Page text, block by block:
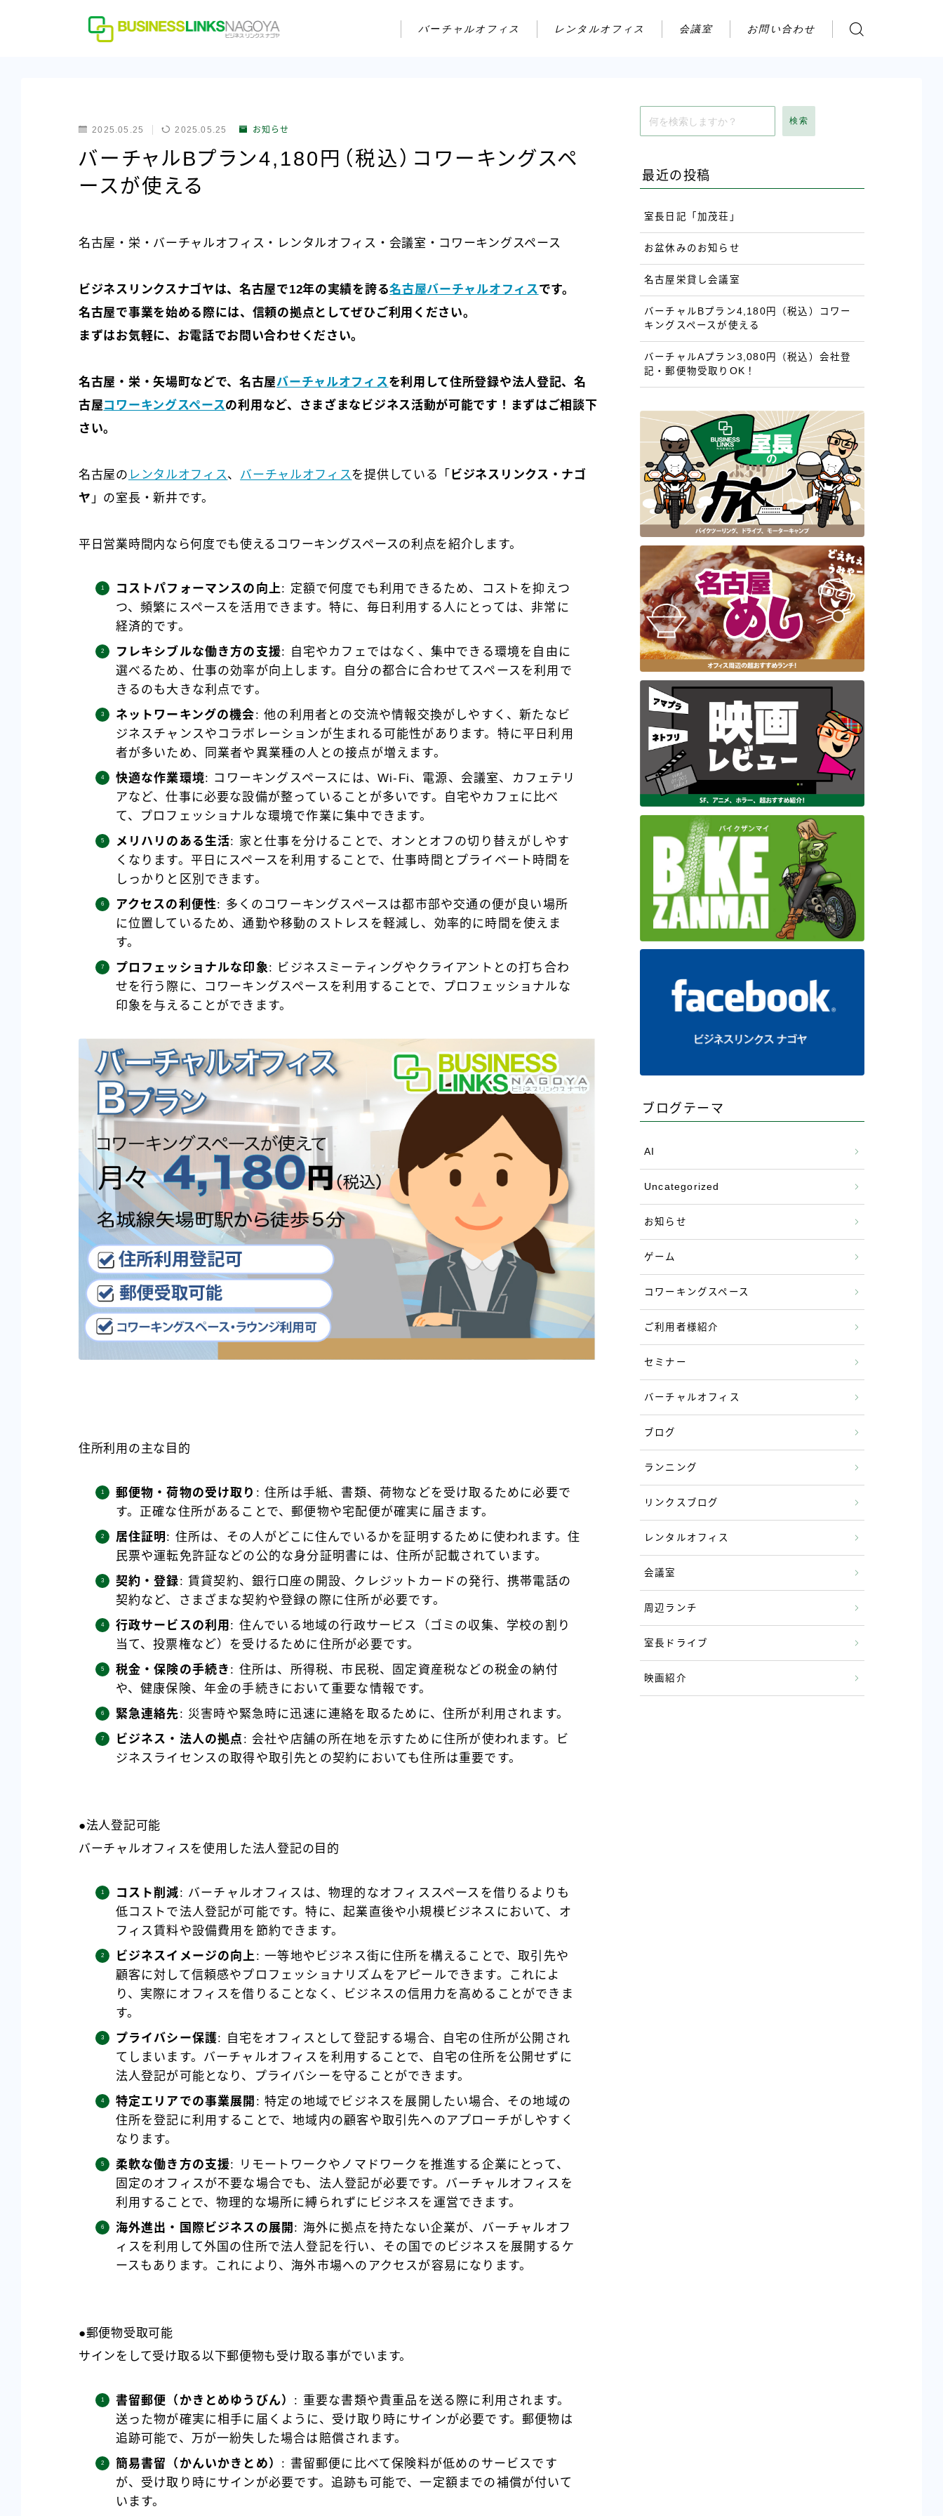
バーチャルオフィス レンタルオフィス 会議室 お問い合わせ
アクセス
2025.05.25 2025.05.25 お知らせ
バーチャルBプラン4,180円（税込）コワーキングスペ
ースが使える
名古屋・栄・バーチャルオフィス・レンタルオフィス・会議室・コワーキングスペース
ビジネスリンクスナゴヤは、名古屋で12年の実績を誇る名古屋バーチャルオフィスです。
名古屋で事業を始める際には、信頼の拠点としてぜひご利用ください。
まずはお気軽に、お電話でお問い合わせください。
名古屋・栄・矢場町などで、名古屋バーチャルオフィスを利用して住所登録や法人登記、名
古屋コワーキングスペースの利用など、さまざまなビジネス活動が可能です！まずはご相談下
さい。
名古屋の レンタルオフィス、 バーチャルオフィスを提供している「 ビジネスリンクス・ナゴ
ヤ 」の室長・新井です。
平日営業時間内なら何度でも使えるコワーキングスペースの利点を紹介します。
コストパフォーマンスの向上: 定額で何度でも利用できるため、コストを抑えつ
つ、頻繁にスペースを活用できます。特に、毎日利用する人にとっては、非常に
経済的です。
フレキシブルな働き方の支援: 自宅やカフェではなく、集中できる環境を自由に
選べるため、仕事の効率が向上します。自分の都合に合わせてスペースを利用で
きるのも大きな利点です。
ネットワーキングの機会: 他の利用者との交流や情報交換がしやすく、新たなビ
ジネスチャンスやコラボレーションが生まれる可能性があります。特に平日利用
者が多いため、同業者や異業種の人との接点が増えます。
快適な作業環境: コワーキングスペースには、Wi-Fi、電源、会議室、カフェテリ
アなど、仕事に必要な設備が整っていることが多いです。自宅やカフェに比べ
て、プロフェッショナルな環境で作業に集中できます。
メリハリのある生活: 家と仕事を分けることで、オンとオフの切り替えがしやす
くなります。平日にスペースを利用することで、仕事時間とプライベート時間を
しっかりと区別できます。
アクセスの利便性: 多くのコワーキングスペースは都市部や交通の便が良い場所
に位置しているため、通勤や移動のストレスを軽減し、効率的に時間を使えま
す。
プロフェッショナルな印象: ビジネスミーティングやクライアントとの打ち合わ
せを行う際に、コワーキングスペースを利用することで、プロフェッショナルな
印象を与えることができます。
住所利用の主な目的
郵便物・荷物の受け取り : 住所は手紙、書類、荷物などを受け取るために必要で
す。正確な住所があることで、郵便物や宅配便が確実に届きます。
居住証明 : 住所は、その人がどこに住んでいるかを証明するために使われます。住
民票や運転免許証などの公的な身分証明書には、住所が記載されています。
契約・登録: 賃貸契約、銀行口座の開設、クレジットカードの発行、携帯電話の
契約など、さまざまな契約や登録の際に住所が必要です。
行政サービスの利用 : 住んでいる地域の行政サービス（ゴミの収集、学校の割り
当て、投票権など）を受けるために住所が必要です。
税金・保険の手続き : 住所は、所得税、市民税、固定資産税などの税金の納付
や、健康保険、年金の手続きにおいて重要な情報です。
緊急連絡先: 災害時や緊急時に迅速に連絡を取るために、住所が利用されます。
ビジネス・法人の拠点 : 会社や店舗の所在地を示すために住所が使われます。ビ
ジネスライセンスの取得や取引先との契約においても住所は重要です。
●法人登記可能
バーチャルオフィスを使用した法人登記の目的
コスト削減: バーチャルオフィスは、物理的なオフィススペースを借りるよりも
低コストで法人登記が可能です。特に、起業直後や小規模ビジネスにおいて、オ
フィス賃料や設備費用を節約できます。
ビジネスイメージの向上 : 一等地やビジネス街に住所を構えることで、取引先や
顧客に対して信頼感やプロフェッショナリズムをアピールできます。これによ
り、実際にオフィスを借りることなく、ビジネスの信用力を高めることができま
す。
プライバシー保護: 自宅をオフィスとして登記する場合、自宅の住所が公開され
てしまいます。バーチャルオフィスを利用することで、自宅の住所を公開せずに
法人登記が可能となり、プライバシーを守ることができます。
特定エリアでの事業展開 : 特定の地域でビジネスを展開したい場合、その地域の
住所を登記に利用することで、地域内の顧客や取引先へのアプローチがしやすく
なります。
柔軟な働き方の支援: リモートワークやノマドワークを推進する企業にとって、
固定のオフィスが不要な場合でも、法人登記が必要です。バーチャルオフィスを
利用することで、物理的な場所に縛られずにビジネスを運営できます。
海外進出・国際ビジネスの展開 : 海外に拠点を持たない企業が、バーチャルオフ
ィスを利用して外国の住所で法人登記を行い、その国でのビジネスを展開するケ
ースもあります。これにより、海外市場へのアクセスが容易になります。
●郵便物受取可能
サインをして受け取る以下郵便物も受け取る事がでいます。
書留郵便（かきとめゆうびん） : 重要な書類や貴重品を送る際に利用されます。
送った物が確実に相手に届くように、受け取り時にサインが必要です。郵便物は
追跡可能で、万が一紛失した場合は賠償されます。
簡易書留（かんいかきとめ） : 書留郵便に比べて保険料が低めのサービスです
が、受け取り時にサインが必要です。追跡も可能で、一定額までの補償が付いて
います。
検索
最近の投稿
室長日記「加茂荘」
お盆休みのお知らせ
名古屋栄貸し会議室
バーチャルBプラン4,180円（税込）コワー
キングスペースが使える
バーチャルAプラン3,080円（税込）会社登
記・郵便物受取りOK！
ブログテーマ
AI
Uncategorized
お知らせ
ゲーム
コワーキングスペース
ご利用者様紹介
セミナー
バーチャルオフィス
ブログ
ランニング
リンクスブログ
レンタルオフィス
会議室
周辺ランチ
室長ドライブ
映画紹介